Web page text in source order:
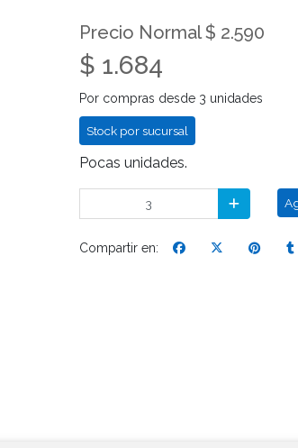
Precio Normal $ 2.590
$ 1.684
Por compras desde 3 unidades
Stock por sucursal
Pocas unidades.
Compartir en: